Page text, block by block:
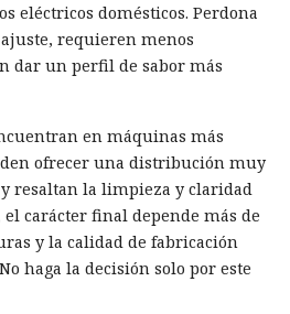
eléctricos domésticos. Perdona
requieren menos
dar un perfil de sabor más
en máquinas más
ofrecer una distribución muy
resaltan la limpieza y claridad
el carácter final depende más de
y la calidad de fabricación
haga la decisión solo por este